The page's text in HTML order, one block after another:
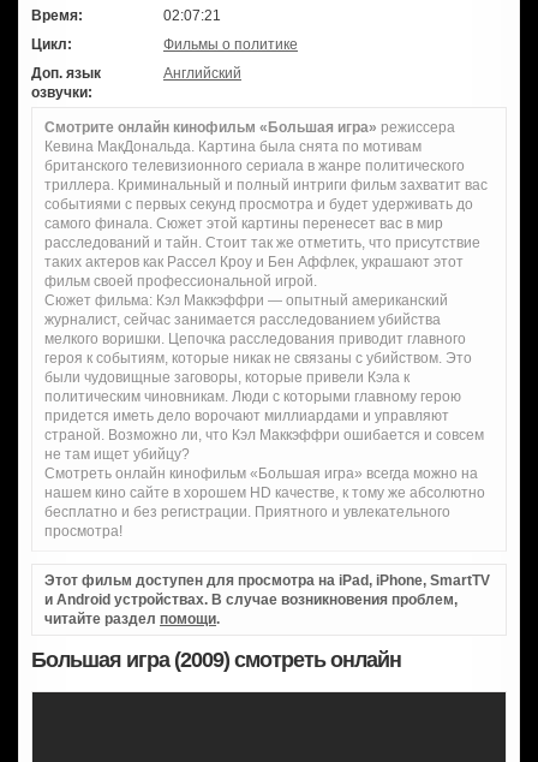
Время:
02:07:21
Цикл:
Фильмы о политике
Доп. язык
озвучки:
Английский
Смотрите онлайн кинофильм «Большая игра» режиссера
Кевина МакДональда. Картина была снята по мотивам
британского телевизионного сериала в жанре политического
триллера. Криминальный и полный интриги фильм захватит вас
событиями с первых секунд просмотра и будет удерживать до
самого финала. Сюжет этой картины перенесет вас в мир
расследований и тайн. Стоит так же отметить, что присутствие
таких актеров как Рассел Кроу и Бен Аффлек, украшают этот
фильм своей профессиональной игрой.
Сюжет фильма: Кэл Маккэффри — опытный американский
журналист, сейчас занимается расследованием убийства
мелкого воришки. Цепочка расследования приводит главного
героя к событиям, которые никак не связаны с убийством. Это
были чудовищные заговоры, которые привели Кэла к
политическим чиновникам. Люди с которыми главному герою
придется иметь дело ворочают миллиардами и управляют
страной. Возможно ли, что Кэл Маккэффри ошибается и совсем
не там ищет убийцу?
Смотреть онлайн кинофильм «Большая игра» всегда можно на
нашем кино сайте в хорошем HD качестве, к тому же абсолютно
бесплатно и без регистрации. Приятного и увлекательного
просмотра!
Этот фильм доступен для просмотра на iPad, iPhone, SmartTV
и Android устройствах. В случае возникновения проблем,
читайте раздел помощи.
Большая игра (2009) смотреть онлайн